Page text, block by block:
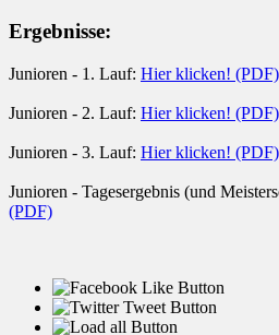
Ergebnisse:
Junioren - 1. Lauf: Hier klicken! (PDF)
Junioren - 2. Lauf: Hier klicken! (PDF)
Junioren - 3. Lauf: Hier klicken! (PDF)
Junioren - Tagesergebnis (und
(PDF)